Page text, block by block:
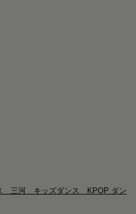
三河 キッズダンス KPOP ダン